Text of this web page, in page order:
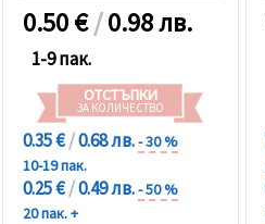
0.50€/0.98 лв.
1-9 пак.
ОТСТЪПКИ
ЗА КОЛИЧЕСТВО
0.35 €/0.68 лв.- 30 %
10-19 пак.
0.25 €/0.49 лв.- 50 %
20 пак. +